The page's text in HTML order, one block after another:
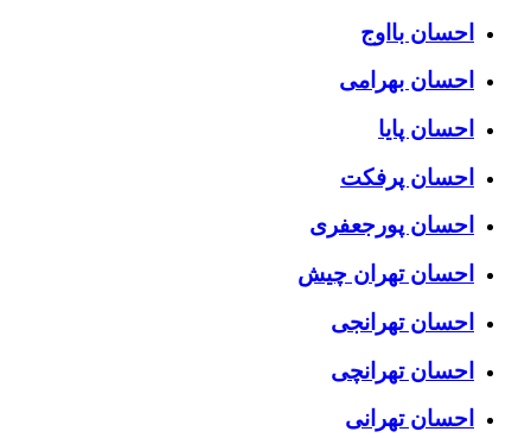
احسان بااوج
احسان بهرامی
احسان پایا
احسان پرفکت
احسان پورجعفری
احسان تهران چیش
احسان تهرانجی
احسان تهرانچی
احسان تهرانی